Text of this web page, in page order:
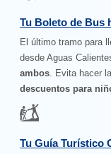
Tu Boleto de Bus
El último tramo para
desde Aguas
ambos. Evita hacer
descuentos para
Tu Guía Turístico